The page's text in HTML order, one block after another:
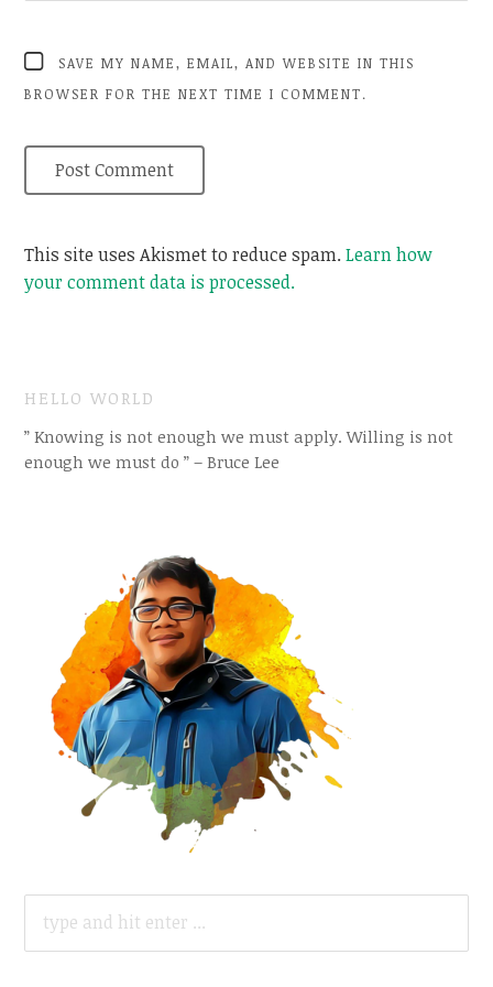
SAVE MY NAME, EMAIL, AND WEBSITE IN THIS
BROWSER FOR THE NEXT TIME I COMMENT.
This site uses Akismet to reduce spam.Learn how
your comment data is processed.
HELLO WORLD
” Knowing is not enough we must apply. Willing is not
enough we must do ” – Bruce Lee
FOR: